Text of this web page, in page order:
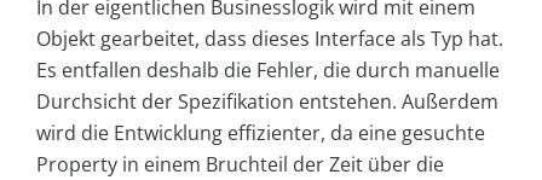
In der eigentlichen Businesslogik wird mit einem
Objekt gearbeitet, dass dieses Interface als Typ hat.
Es entfallen deshalb die Fehler, die durch manuelle
Durchsicht der Spezifikation entstehen. Außerdem
wird die Entwicklung effizienter, da eine gesuchte
Property in einem Bruchteil der Zeit über die